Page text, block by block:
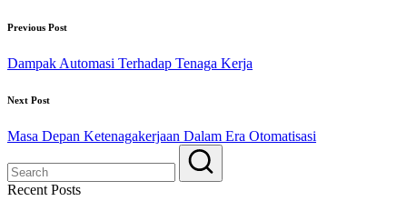
Previous Post
Dampak Automasi Terhadap Tenaga Kerja
Next Post
Masa Depan Ketenagakerjaan Dalam Era Otomatisasi
Recent Posts